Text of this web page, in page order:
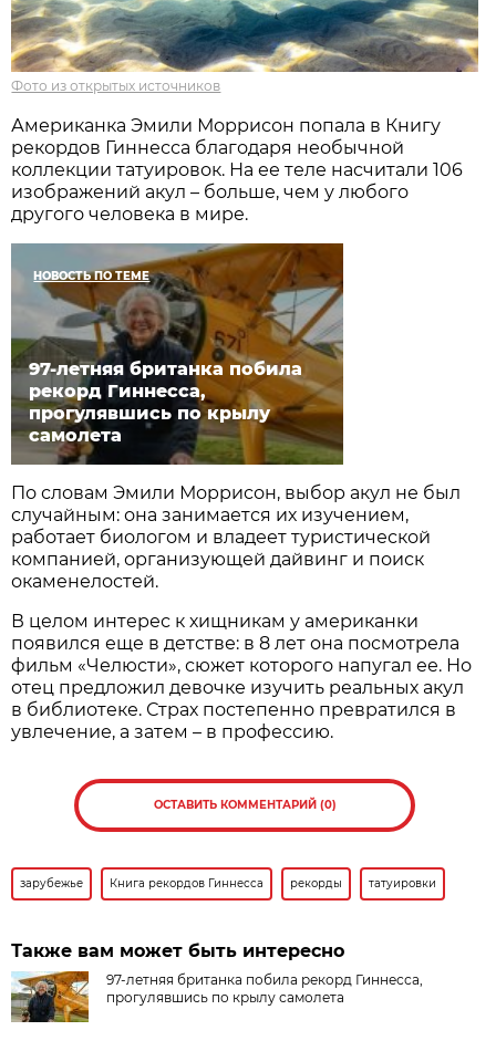
Фото из открытых источников
Американка Эмили Моррисон попала в Книгу
рекордов Гиннесса благодаря необычной
коллекции татуировок. На ее теле насчитали 106
изображений акул – больше, чем у любого
другого человека в мире.
НОВОСТЬ ПО ТЕМЕ
97-летняя британка побила
рекорд Гиннесса,
прогулявшись по крылу
самолета
По словам Эмили Моррисон, выбор акул не был
случайным: она занимается их изучением,
работает биологом и владеет туристической
компанией, организующей дайвинг и поиск
окаменелостей.
В целом интерес к хищникам у американки
появился еще в детстве: в 8 лет она посмотрела
фильм «Челюсти», сюжет которого напугал ее. Но
отец предложил девочке изучить реальных акул
в библиотеке. Страх постепенно превратился в
увлечение, а затем – в профессию.
ОСТАВИТЬ КОММЕНТАРИЙ (0)
зарубежье Книга рекордов Гиннесса рекорды татуировки
Также вам может быть интересно
97-летняя британка побила рекорд Гиннесса,
прогулявшись по крылу самолета